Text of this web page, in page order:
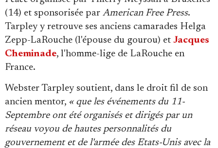
(14) et sponsorisée par American Free Press.
Tarpley y retrouve ses anciens camarades Helga
Zepp-LaRouche (l'épouse du gourou) et Jacques
Cheminade, l'homme-lige de LaRouche en
France.
Webster Tarpley soutient, dans le droit fil de son
ancien mentor, « que les événements du 11-
Septembre ont été organisés et dirigés par un
réseau voyou de hautes personnalités du
gouvernement et de l'armée des Etats-Unis avec la